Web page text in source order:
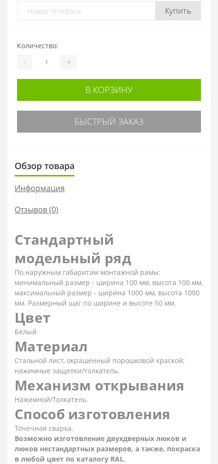
Купить
Количество:
- +
В КОРЗИНУ
БЫСТРЫЙ ЗАКАЗ
Обзор товара
Информация
Отзывов (0)
Стандартный
модельный ряд
По наружным габаритам монтажной рамы:
минимальный размер - ширина 100 мм, высота 100 мм,
максимальный размер - ширина 1000 мм, высота 1000
мм. Размерный шаг по ширине и высоте 50 мм.
Цвет
Белый
Материал
Стальной лист, окрашенный порошковой краской;
нажимные защелки/толкатель.
Механизм открывания
Нажимной/Толкатель.
Способ изготовления
Точечная сварка.
Возможно изготовление двухдверных люков и
люков нестандартных размеров, а также, покраска
в любой цвет по каталогу RAL.